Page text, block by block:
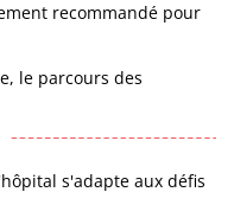
recommandé pour
le parcours des
s'adapte aux défis